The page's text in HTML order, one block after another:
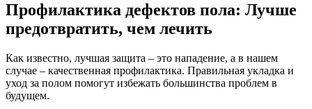
Профилактика дефектов пола: Лучше
предотвратить, чем лечить
Как известно, лучшая защита – это нападение, а в нашем
случае – качественная профилактика. Правильная укладка и
уход за полом помогут избежать большинства проблем в
будущем.